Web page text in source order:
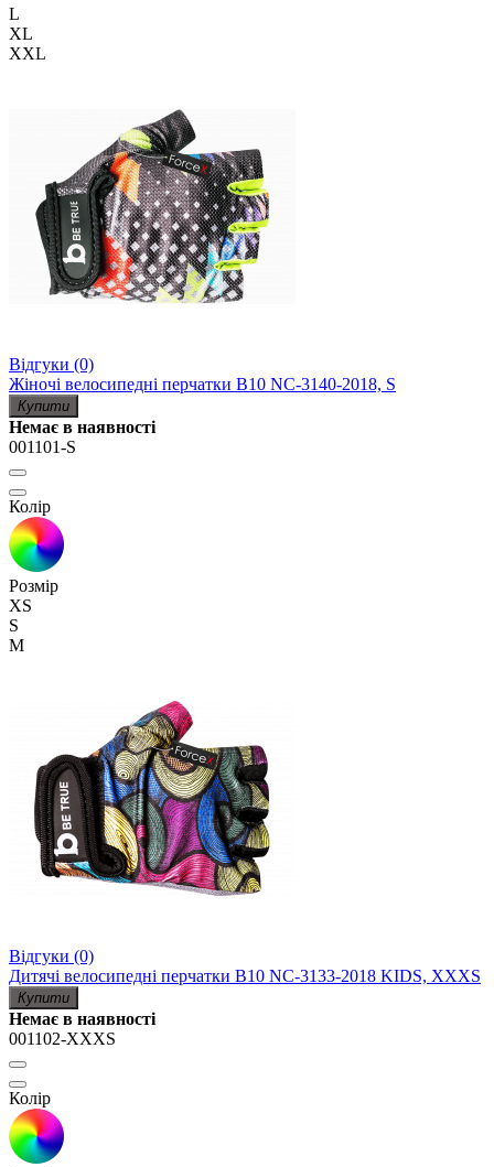
L
XL
XXL
Відгуки (0)
Жіночі велосипедні перчатки B10 NC-3140-2018, S
Купити
Немає в наявності
001101-S
Колір
Розмір
XS
S
M
Відгуки (0)
Дитячі велосипедні перчатки B10 NC-3133-2018 KIDS, XXXS
Купити
Немає в наявності
001102-XXXS
Колір